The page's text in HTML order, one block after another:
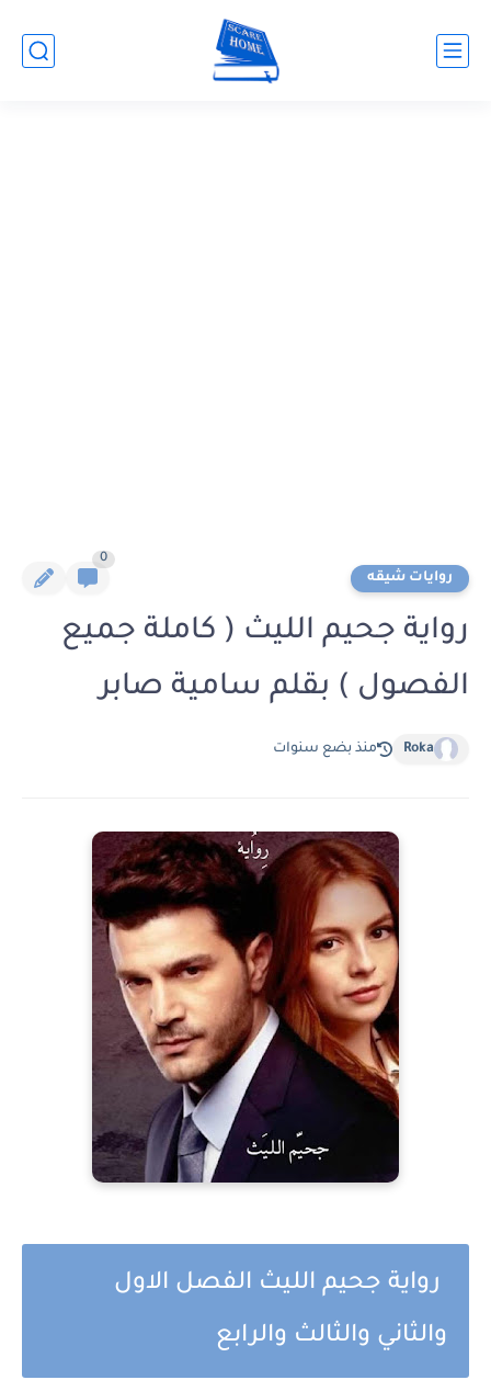
روايات شيقه
0
رواية جحيم الليث ( كاملة جميع
الفصول ) بقلم سامية صابر
Roka منذ بضع سنوات
رواية جحيم الليث الفصل الاول
والثاني والثالث والرابع